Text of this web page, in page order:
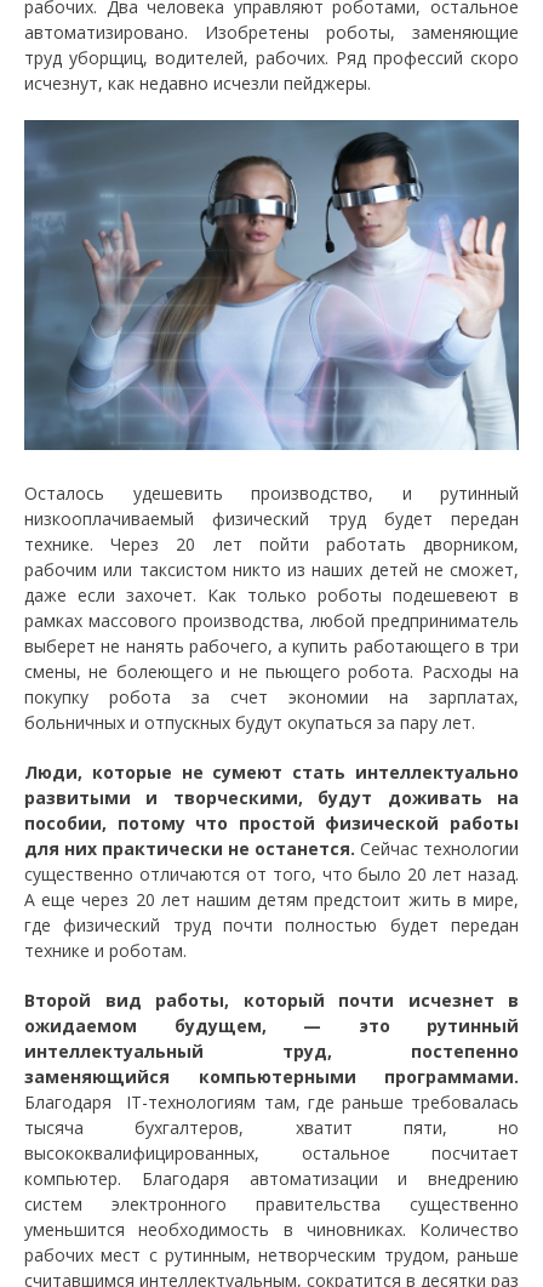
рабочих. Два человека управляют роботами, остальное
автоматизировано. Изобретены роботы, заменяющие
труд уборщиц, водителей, рабочих. Ряд профессий скоро
исчезнут, как недавно исчезли пейджеры.
Осталось удешевить производство, и рутинный
низкооплачиваемый физический труд будет передан
технике. Через 20 лет пойти работать дворником,
рабочим или таксистом никто из наших детей не сможет,
даже если захочет. Как только роботы подешевеют в
рамках массового производства, любой предприниматель
выберет не нанять рабочего, а купить работающего в три
смены, не болеющего и не пьющего робота. Расходы на
покупку робота за счет экономии на зарплатах,
больничных и отпускных будут окупаться за пару лет.
Люди, которые не сумеют стать интеллектуально
развитыми и творческими, будут доживать на
пособии, потому что простой физической работы
для них практически не останется. Сейчас технологии
существенно отличаются от того, что было 20 лет назад.
А еще через 20 лет нашим детям предстоит жить в мире,
где физический труд почти полностью будет передан
технике и роботам.
Второй вид работы, который почти исчезнет в
ожидаемом будущем, — это рутинный
интеллектуальный труд, постепенно
заменяющийся компьютерными программами.
Благодаря IT-технологиям там, где раньше требовалась
тысяча бухгалтеров, хватит пяти, но
высококвалифицированных, остальное посчитает
компьютер. Благодаря автоматизации и внедрению
систем электронного правительства существенно
уменьшится необходимость в чиновниках. Количество
рабочих мест с рутинным, нетворческим трудом, раньше
считавшимся интеллектуальным, сократится в десятки раз